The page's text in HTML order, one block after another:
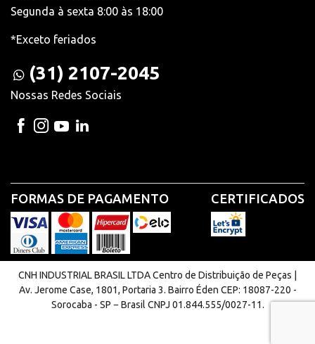
Segunda à sexta 8:00 às 18:00
*Exceto feriados
(31) 2107-2045
Nossas Redes Sociais
FORMAS DE PAGAMENTO CERTIFICADOS
CNH INDUSTRIAL BRASIL LTDA Centro de Distribuição de Peças |
Av. Jerome Case, 1801, Portaria 3. Bairro Éden CEP: 18087-220 -
Sorocaba - SP − Brasil CNPJ 01.844.555/0027-11.